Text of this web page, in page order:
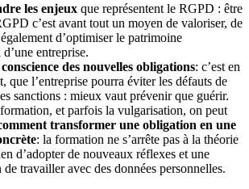
les enjeux que représentent le RGPD : être
c’est avant tout un moyen de valoriser, de
d’optimiser le patrimoine
entreprise.
des nouvelles obligations: c’est en
que l’entreprise pourra éviter les défauts de
sanctions : mieux vaut prévenir que guérir.
et parfois la vulgarisation, on peut
transformer une obligation en une
: la formation ne s’arrête pas à la théorie
d’adopter de nouveaux réflexes et une
travailler avec des données personnelles.